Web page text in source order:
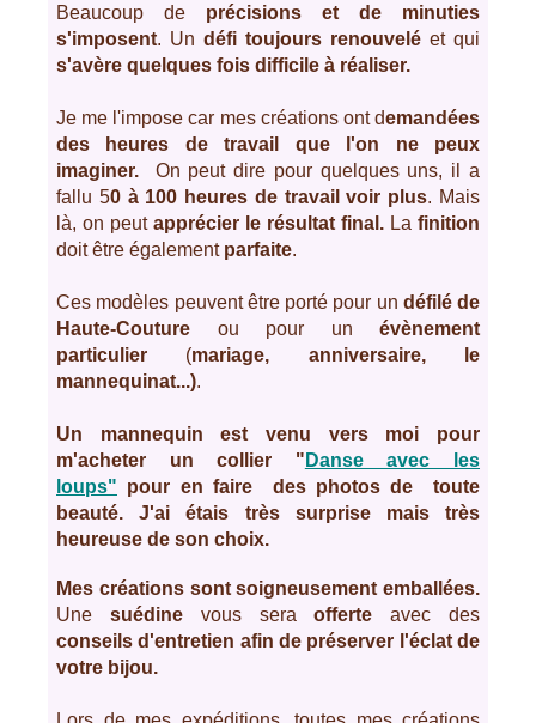
Beaucoup de précisions et de minuties
s'imposent. Un défi toujours renouvelé et qui
s'avère quelques fois difficile à réaliser.
Je me l'impose car mes créations ont demandées
des heures de travail que l'on ne peux
imaginer. On peut dire pour quelques uns, il a
fallu 50 à 100 heures de travail voir plus. Mais
là, on peut apprécier le résultat final. La finition
doit être également parfaite.
Ces modèles peuvent être porté pour un défilé de
Haute-Couture ou pour un évènement
particulier (mariage, anniversaire, le
mannequinat...).
Un mannequin est venu vers moi pour
m'acheter un collier " Danse avec les
loups" pour en faire des photos de toute
beauté. J'ai étais très surprise mais très
heureuse de son choix.
Mes créations sont soigneusement emballées.
Une suédinevous seraofferte avec des
conseils d'entretien afin de préserver l'éclat de
votre bijou.